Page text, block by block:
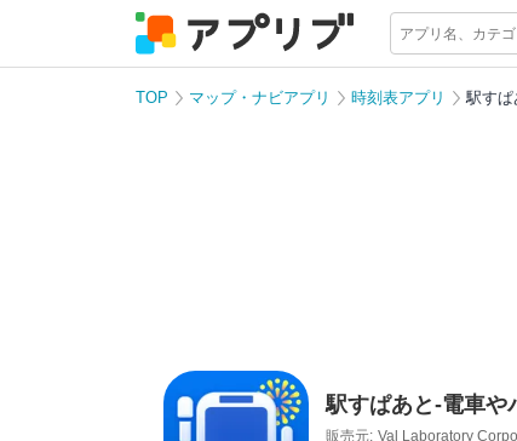
TOP マップ・ナビアプリ 時刻表アプリ 駅すぱ
駅すぱあと-電車や
販売元: Val Laboratory